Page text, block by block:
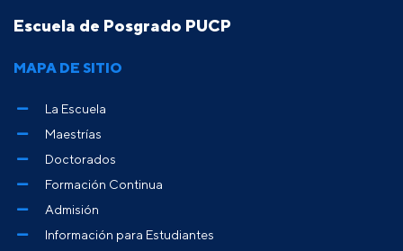
Escuela de Posgrado PUCP
MAPA DE SITIO
La Escuela
Maestrías
Doctorados
Formación Continua
Admisión
Información para Estudiantes